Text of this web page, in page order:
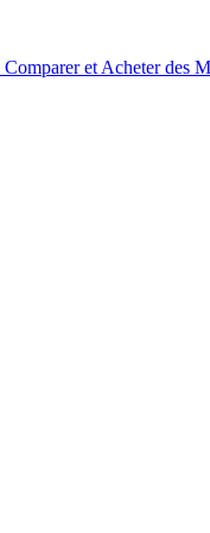
et Acheter des